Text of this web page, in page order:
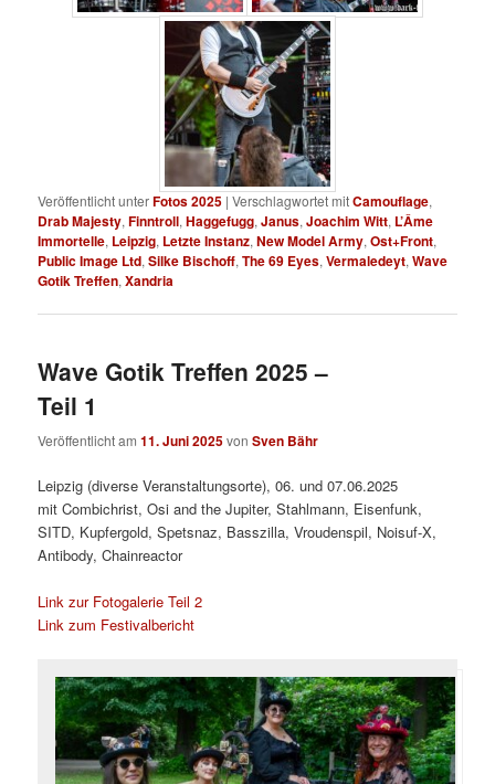
Veröffentlicht unterFotos 2025 |Verschlagwortet mitCamouflage,
Drab Majesty,Finntroll,Haggefugg,Janus,Joachim Witt, L’Âme
Immortelle, Leipzig, Letzte Instanz,New Model Army,Ost+Front,
Public Image Ltd,Silke Bischoff,The 69 Eyes,Vermaledeyt,Wave
Gotik Treffen,Xandria
Wave Gotik Treffen 2025 –
Teil 1
Veröffentlicht am11. Juni 2025vonSven Bähr
Leipzig (diverse Veranstaltungsorte), 06. und 07.06.2025
mit Combichrist, Osi and the Jupiter, Stahlmann, Eisenfunk,
SITD, Kupfergold, Spetsnaz, Basszilla, Vroudenspil, Noisuf-X,
Antibody, Chainreactor
Link zur Fotogalerie Teil 2
Link zum Festivalbericht